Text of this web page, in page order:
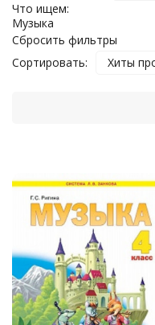
Что ищем:
Музыка
Сбросить фильтры
Сортировать:
Хиты